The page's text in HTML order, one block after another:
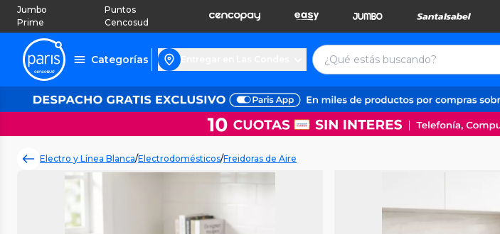
Jumbo
Prime
Puntos
Cencosud
Categorías
Electro y Línea Blanca/Electrodomésticos/Freidoras de Aire